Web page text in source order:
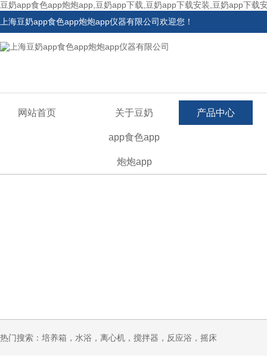
豆奶app食色app炮炮app,豆奶app下载,豆奶app下载安装,豆奶app下载
上海豆奶app食色app炮炮app仪器有限公司欢迎您！
网站首页 关于豆奶
app食色app
炮炮app
产品中心
热门搜索：培养箱，水浴，离心机，搅拌器，反应浴，摇床